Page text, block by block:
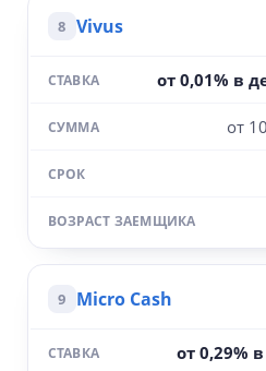
8 Vivus
от 0,01% в
от
9 Micro Cash
от 0,29%